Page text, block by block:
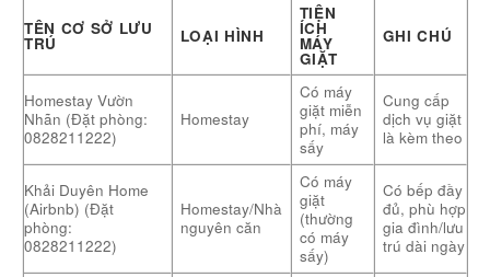
TÊN CƠ SỞ LƯU
TRÚ LOẠI HÌNH
TIỆN
ÍCH
MÁY
GIẶT
GHI CHÚ
Homestay Vườn
Nhãn (Đặt phòng:
0828211222)
Homestay
Có máy
giặt miễn
phí, máy
sấy
Cung cấp
dịch vụ giặt
là kèm theo
Khải Duyên Home
(Airbnb) (Đặt
phòng:
0828211222)
Homestay/Nhà
nguyên căn
Có máy
giặt
(thường
có máy
sấy)
Có bếp đầy
đủ, phù hợp
gia đình/lưu
trú dài ngày